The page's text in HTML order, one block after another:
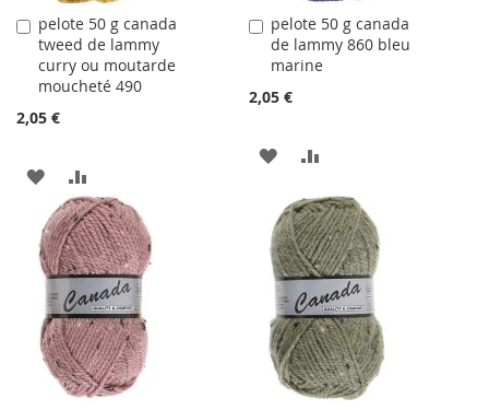
pelote 50 g canada
tweed de lammy
curry ou moutarde
moucheté 490
2,05 €
Ajouter
au
panier
AJOUTER
À
LA
LISTE
D'ACHATS
AU
COMPARATEUR
pelote 50 g canada
de lammy 860 bleu
marine
2,05 €
Ajouter
au
panier
AJOUTER
LA
LISTE
D'ACHATS
AU
COMPARATEUR